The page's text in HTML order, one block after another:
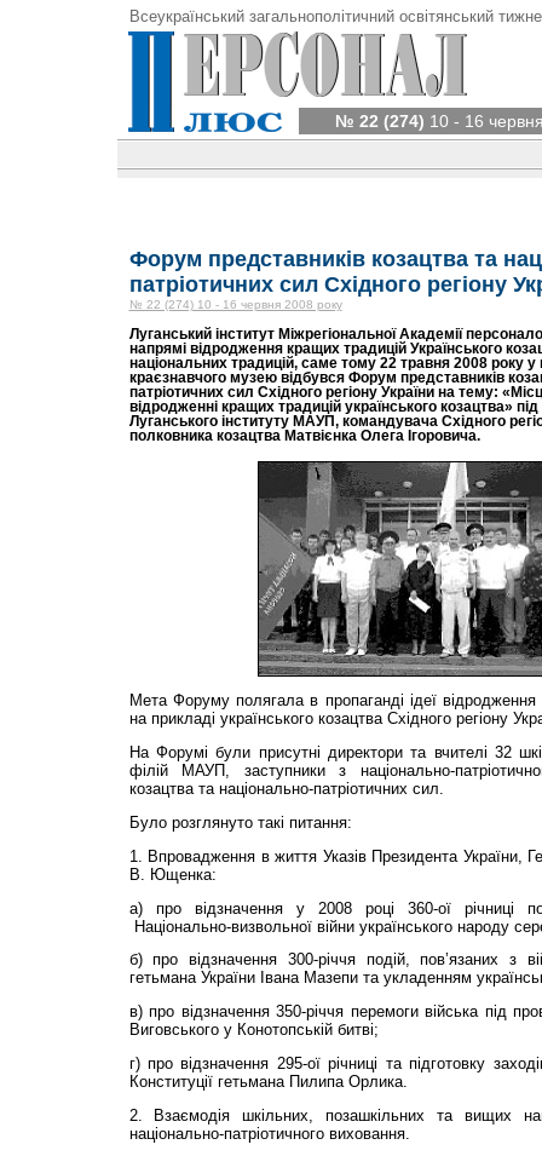
Всеукраїнський загальнополітичний освітянський
№ 22 (274) 10 - 16
Форум представників козацтва та
патріотичних сил Східного регіону
№ 22 (274) 10 - 16 червня 2008 року
Луганський інститут Міжрегіональної Академії
напрямі відродження кращих традицій Українського
національних традицій, саме тому 22 травня 2008 року у
краєзнавчого музею відбувся Форум представників
патріотичних сил Східного регіону України на тему:
відродженні кращих традицій українського козацтва»
Луганського інституту МАУП, командувача Східного
полковника козацтва Матвієнка Олега Ігоровича.
Мета Форуму полягала в пропаганді ідеї відродження
на прикладі українського козацтва Східного регіону
На Форумі були присутні директори та вчителі 32
філій МАУП, заступники з національно-
козацтва та національно-патріотичних сил.
Було розглянуто такі питання:
1. Впровадження в життя Указів Президента України,
В. Ющенка:
а) про відзначення у 2008 році 360-ої річниці
Національно-визвольної війни українського народу
б) про відзначення 300-річчя подій, пов’язаних з
гетьмана України Івана Мазепи та укладенням
в) про відзначення 350-річчя перемоги війська під
Виговського у Конотопській битві;
г) про відзначення 295-ої річниці та підготовку
Конституції гетьмана Пилипа Орлика.
2. Взаємодія шкільних, позашкільних та вищих
національно-патріотичного виховання.